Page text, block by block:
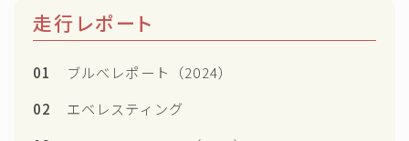
走行レポート
01
ブルべレポート（2024）
02
エベレスティング